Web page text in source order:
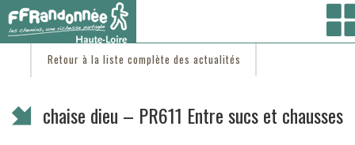
Vous êtes ici :Accueil/C'est d'actu
Retour à la liste complète des actualités
chaise dieu – PR611 Entre sucs et chausses